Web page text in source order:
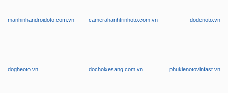
manhinhandroidoto.com.vn camerahanhtrinhoto.com.vn dodenoto.vn
dogheoto.vn dochoixesang.com.vn phukienotovinfast.vn